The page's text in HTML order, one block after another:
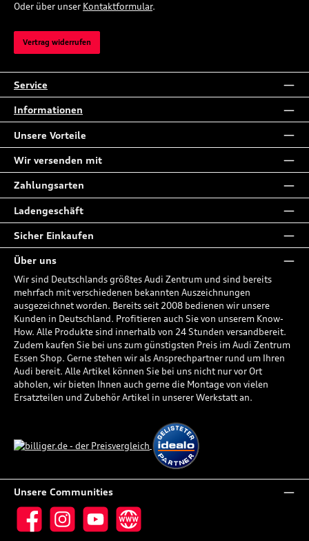
Oder über unser Kontaktformular.
Vertrag widerrufen
Service
Informationen
Unsere Vorteile
Wir versenden mit
Zahlungsarten
Ladengeschäft
Sicher Einkaufen
Über uns
Wir sind Deutschlands größtes Audi Zentrum und sind bereits
mehrfach mit verschiedenen bekannten Auszeichnungen
ausgezeichnet worden. Bereits seit 2008 bedienen wir unsere
Kunden in Deutschland. Profitieren auch Sie von unserem Know-
How. Alle Produkte sind innerhalb von 24 Stunden versandbereit.
Zudem kaufen Sie bei uns zum günstigsten Preis im Audi Zentrum
Essen Shop. Gerne stehen wir als Ansprechpartner rund um Ihren
Audi bereit. Alle Artikel können Sie bei uns nicht nur vor Ort
abholen, wir bieten Ihnen auch gerne die Montage von vielen
Ersatzteilen und Zubehör Artikel in unserer Werkstatt an.
Unsere Communities
Facebook InstagramYouTube Website